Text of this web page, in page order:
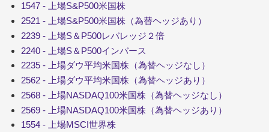
1547 - 上場S&P500米国株
2521 - 上場S&P500米国株（為替ヘッジあり）
2239 - 上場S＆P500レバレッジ２倍
2240 - 上場S＆P500インバース
2235 - 上場ダウ平均米国株（為替ヘッジなし）
2562 - 上場ダウ平均米国株（為替ヘッジあり）
2568 - 上場NASDAQ100米国株（為替ヘッジなし）
2569 - 上場NASDAQ100米国株（為替ヘッジあり）
1554 - 上場MSCI世界株